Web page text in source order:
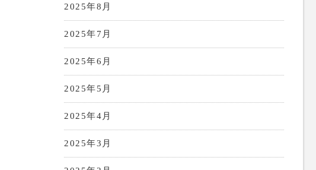
2025年8月
2025年7月
2025年6月
2025年5月
2025年4月
2025年3月